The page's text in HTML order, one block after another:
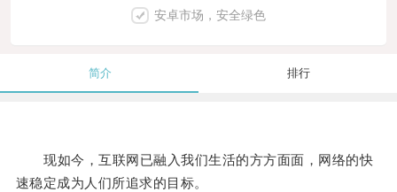
安卓市场，安全绿色
简介 排行
现如今，互联网已融入我们生活的方方面面，网络的快
速稳定成为人们所追求的目标。